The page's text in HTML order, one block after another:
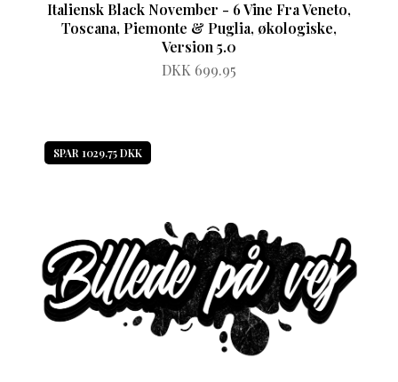
Italiensk Black November - 6 Vine Fra Veneto,
Toscana, Piemonte & Puglia, økologiske,
Version 5.0
DKK 699.95
SPAR 1029.75 DKK